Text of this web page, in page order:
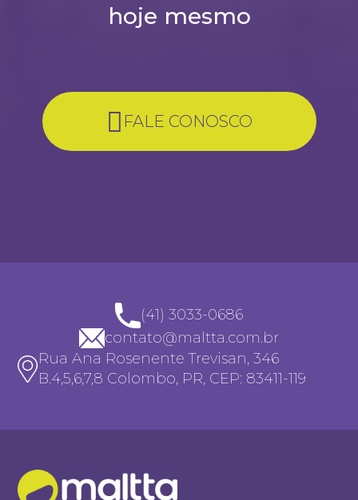
hoje mesmo
FALE CONOSCO
(41) 3033-0686
contato@maltta.com.br
Rua Ana Rosenente Trevisan, 346
B.4,5,6,7,8 Colombo, PR, CEP: 83411-119